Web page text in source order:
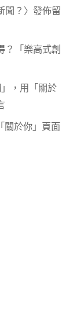
聞？ 〉發佈留
？「樂高式創
，用「關於
關於你」頁面